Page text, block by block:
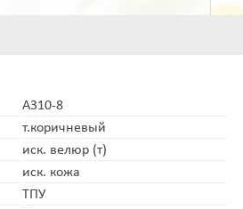
A310-8
т.коричневый
иск. велюр (т)
иск. кожа
ТПУ